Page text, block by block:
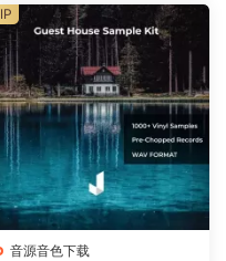
音源音色下载